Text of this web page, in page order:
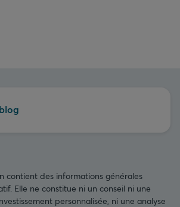
contient des informations générales
Elle ne constitue ni un conseil ni une
personnalisée, ni une analyse